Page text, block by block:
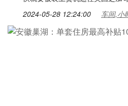
2024-05-28 12:24:00 车间,小